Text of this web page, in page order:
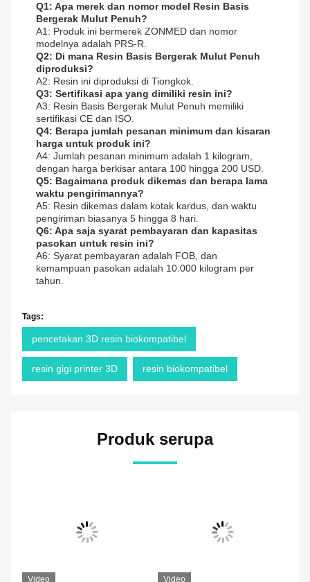
Q1: Apa merek dan nomor model Resin Basis
Bergerak Mulut Penuh?
A1: Produk ini bermerek ZONMED dan nomor
modelnya adalah PRS-R.
Q2: Di mana Resin Basis Bergerak Mulut Penuh
diproduksi?
A2: Resin ini diproduksi di Tiongkok.
Q3: Sertifikasi apa yang dimiliki resin ini?
A3: Resin Basis Bergerak Mulut Penuh memiliki
sertifikasi CE dan ISO.
Q4: Berapa jumlah pesanan minimum dan kisaran
harga untuk produk ini?
A4: Jumlah pesanan minimum adalah 1 kilogram,
dengan harga berkisar antara 100 hingga 200 USD.
Q5: Bagaimana produk dikemas dan berapa lama
waktu pengirimannya?
A5: Resin dikemas dalam kotak kardus, dan waktu
pengiriman biasanya 5 hingga 8 hari.
Q6: Apa saja syarat pembayaran dan kapasitas
pasokan untuk resin ini?
A6: Syarat pembayaran adalah FOB, dan
kemampuan pasokan adalah 10.000 kilogram per
tahun.
Tags:
pencetakan 3D resin biokompatibel
resin gigi printer 3D resin biokompatibel
Produk serupa
Video Video